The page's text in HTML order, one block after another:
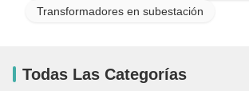
Transformadores en subestación
Todas Las Categorías